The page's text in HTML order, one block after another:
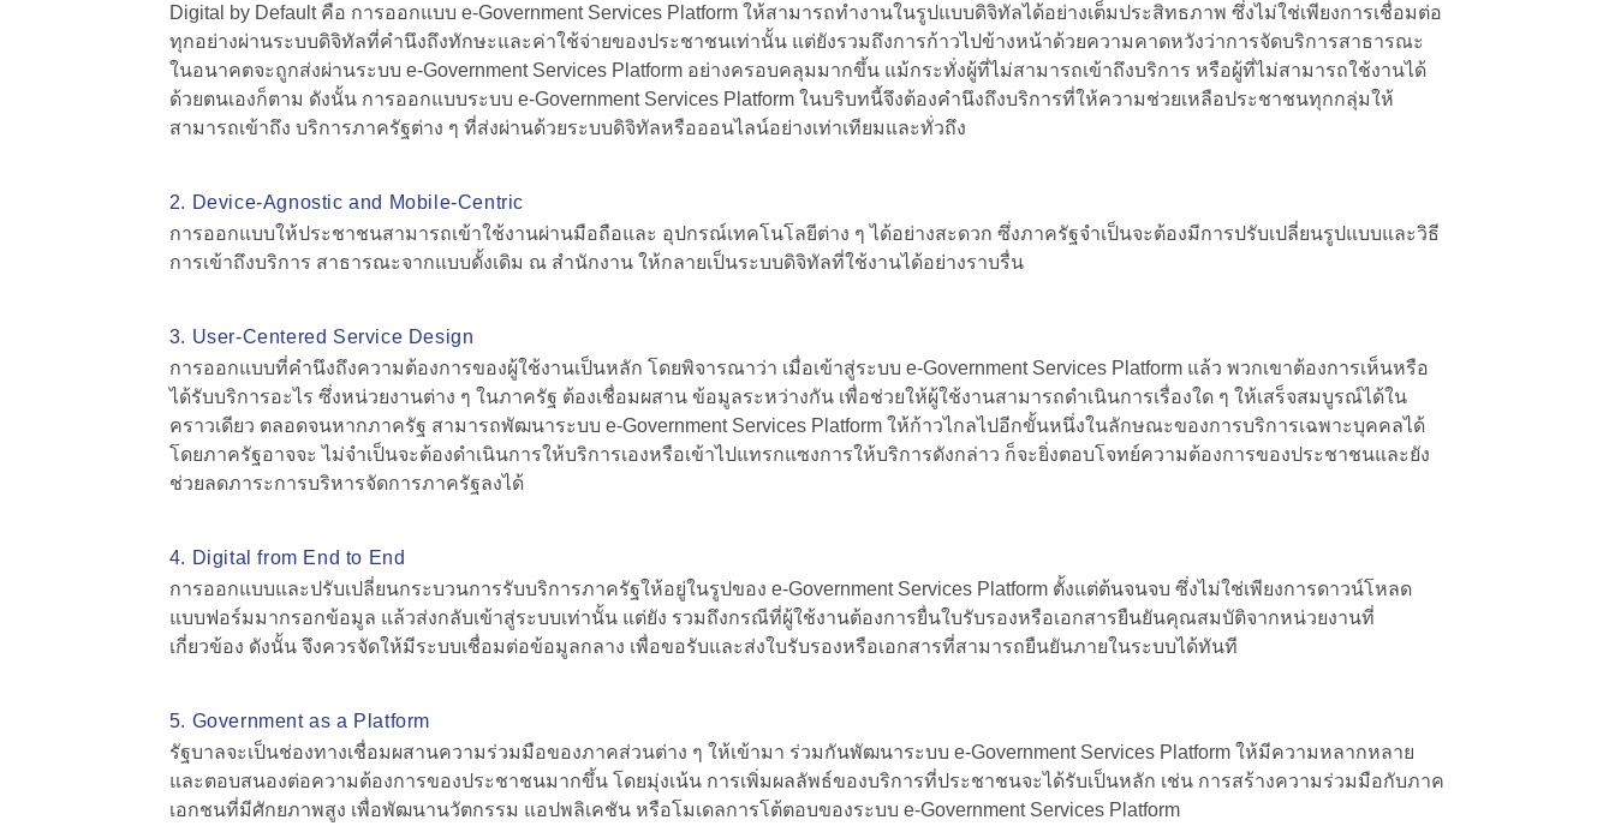
Digital by Default คือ การออกแบบ e-Government Services Platform ให้สามารถทำงานในรูปแบบดิจิทัลได้อย่างเต็มประสิทธภาพ ซึ่งไม่ใช่เพียงการเชื่อมต่อ
ทุกอย่างผ่านระบบดิจิทัลที่คำนึงถึงทักษะและค่าใช้จ่ายของประชาชนเท่านั้น แต่ยังรวมถึงการก้าวไปข้างหน้าด้วยความคาดหวังว่าการจัดบริการสาธารณะ
ในอนาคตจะถูกส่งผ่านระบบ e-Government Services Platform อย่างครอบคลุมมากขึ้น แม้กระทั่งผู้ที่ไม่สามารถเข้าถึงบริการ หรือผู้ที่ไม่สามารถใช้งานได้
ด้วยตนเองก็ตาม ดังนั้น การออกแบบระบบ e-Government Services Platform ในบริบทนี้จึงต้องคำนึงถึงบริการที่ให้ความช่วยเหลือประชาชนทุกกลุ่มให้
สามารถเข้าถึง บริการภาครัฐต่าง ๆ ที่ส่งผ่านด้วยระบบดิจิทัลหรือออนไลน์อย่างเท่าเทียมและทั่วถึง
2. Device-Agnostic and Mobile-Centric
การออกแบบให้ประชาชนสามารถเข้าใช้งานผ่านมือถือและ อุปกรณ์เทคโนโลยีต่าง ๆ ได้อย่างสะดวก ซึ่งภาครัฐจำเป็นจะต้องมีการปรับเปลี่ยนรูปแบบและวิธี
การเข้าถึงบริการ สาธารณะจากแบบดั้งเดิม ณ สำนักงาน ให้กลายเป็นระบบดิจิทัลที่ใช้งานได้อย่างราบรื่น
3. User-Centered Service Design
การออกแบบที่คำนึงถึงความต้องการของผู้ใช้งานเป็นหลัก โดยพิจารณาว่า เมื่อเข้าสู่ระบบ e-Government Services Platform แล้ว พวกเขาต้องการเห็นหรือ
ได้รับบริการอะไร ซึ่งหน่วยงานต่าง ๆ ในภาครัฐ ต้องเชื่อมผสาน ข้อมูลระหว่างกัน เพื่อช่วยให้ผู้ใช้งานสามารถดำเนินการเรื่องใด ๆ ให้เสร็จสมบูรณ์ได้ใน
คราวเดียว ตลอดจนหากภาครัฐ สามารถพัฒนาระบบ e-Government Services Platform ให้ก้าวไกลไปอีกขั้นหนึ่งในลักษณะของการบริการเฉพาะบุคคลได้
โดยภาครัฐอาจจะ ไม่จำเป็นจะต้องดำเนินการให้บริการเองหรือเข้าไปแทรกแซงการให้บริการดังกล่าว ก็จะยิ่งตอบโจทย์ความต้องการของประชาชนและยัง
ช่วยลดภาระการบริหารจัดการภาครัฐลงได้
4. Digital from End to End
การออกแบบและปรับเปลี่ยนกระบวนการรับบริการภาครัฐให้อยู่ในรูปของ e-Government Services Platform ตั้งแต่ต้นจนจบ ซึ่งไม่ใช่เพียงการดาวน์โหลด
แบบฟอร์มมากรอกข้อมูล แล้วส่งกลับเข้าสู่ระบบเท่านั้น แต่ยัง รวมถึงกรณีที่ผู้ใช้งานต้องการยื่นใบรับรองหรือเอกสารยืนยันคุณสมบัติจากหน่วยงานที่
เกี่ยวข้อง ดังนั้น จึงควรจัดให้มีระบบเชื่อมต่อข้อมูลกลาง เพื่อขอรับและส่งใบรับรองหรือเอกสารที่สามารถยืนยันภายในระบบได้ทันที
5. Government as a Platform
รัฐบาลจะเป็นช่องทางเชื่อมผสานความร่วมมือของภาคส่วนต่าง ๆ ให้เข้ามา ร่วมกันพัฒนาระบบ e-Government Services Platform ให้มีความหลากหลาย
และตอบสนองต่อความต้องการของประชาชนมากขึ้น โดยมุ่งเน้น การเพิ่มผลลัพธ์ของบริการที่ประชาชนจะได้รับเป็นหลัก เช่น การสร้างความร่วมมือกับภาค
เอกชนที่มีศักยภาพสูง เพื่อพัฒนานวัตกรรม แอปพลิเคชัน หรือโมเดลการโต้ตอบของระบบ e-Government Services Platform